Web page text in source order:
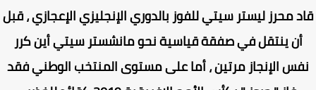
محرز ليستر سيتي للفوز بالدوري الإنجليزي الإعجازي ، قبل
أن ينتقل في صفقة قياسية نحو مانشستر سيتي أين كرر
الإنجاز مرتين ، أما على مستوى المنتخب الوطني فقد